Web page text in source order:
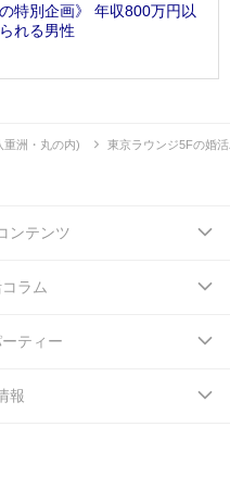
の特別企画》 年収800万円以
れる男性
重洲・丸の内) 東京ラウンジ5Fの婚
ンテンツ
ラム
ティー
報